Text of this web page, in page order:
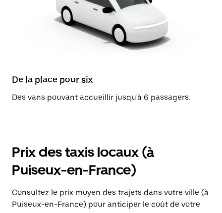
De la place pour six
Des vans pouvant accueillir jusqu'à 6 passagers.
Prix des taxis locaux (à
Puiseux-en-France)
Consultez le prix moyen des trajets dans votre ville (à
Puiseux-en-France) pour anticiper le coût de votre